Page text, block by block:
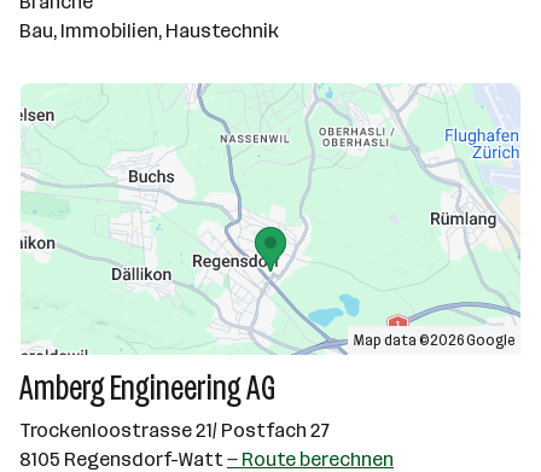
Bau, Immobilien, Haustechnik
Map data ©2026 Google
Amberg Engineering AG
Trockenloostrasse 21/ Postfach 27
8105 Regensdorf-Watt— Route berechnen